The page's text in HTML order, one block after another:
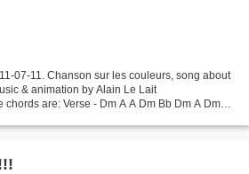
07-11. Chanson sur les couleurs, song about
& animation by Alain Le Lait
chords are: Verse - Dm A A Dm Bb Dm A Dm